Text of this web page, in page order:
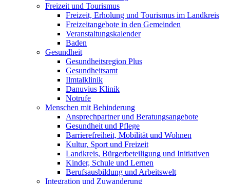
Freizeit und Tourismus
Freizeit, Erholung und Tourismus im Landkreis
Freizeitangebote in den Gemeinden
Veranstaltungskalender
Baden
Gesundheit
Gesundheitsregion Plus
Gesundheitsamt
Ilmtalklinik
Danuvius Klinik
Notrufe
Menschen mit Behinderung
Ansprechpartner und Beratungsangebote
Gesundheit und Pflege
Barrierefreiheit, Mobilität und Wohnen
Kultur, Sport und Freizeit
Landkreis, Bürgerbeteiligung und Initiativen
Kinder, Schule und Lernen
Berufsausbildung und Arbeitswelt
Integration und Zuwanderung